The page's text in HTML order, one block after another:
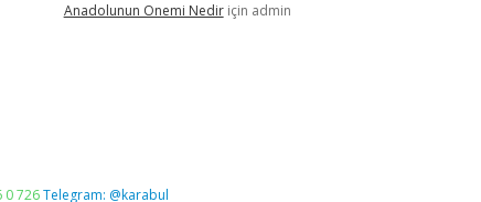
Anadolunun Onemi Nediriçin admin
0 726Telegram: @karabul